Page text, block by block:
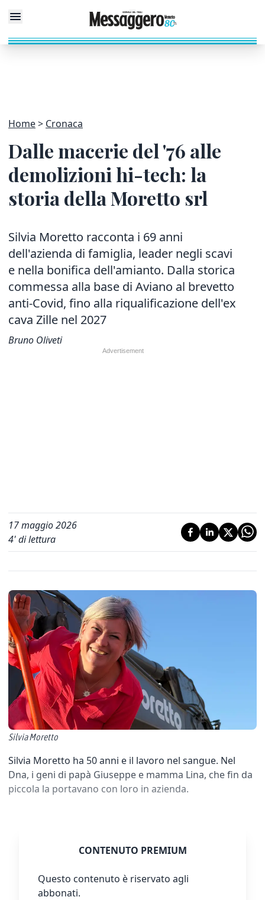
Home Cronaca
Dalle macerie del '76 alle
demolizioni hi-tech: la
storia della Moretto srl
Silvia Moretto racconta i 69 anni
dell'azienda di famiglia, leader negli scavi
e nella bonifica dell'amianto. Dalla storica
commessa alla base di Aviano al brevetto
anti-Covid, fino alla riqualificazione dell'ex
cava Zille nel 2027
Bruno Oliveti
17 maggio 2026
4' di lettura
Silvia Moretto
Silvia Moretto ha 50 anni e il lavoro nel sangue. Nel
Dna, i geni di papà Giuseppe e mamma Lina, che fin da
piccola la portavano con loro in azienda.
CONTENUTO PREMIUM
Questo contenuto è riservato agli
abbonati.